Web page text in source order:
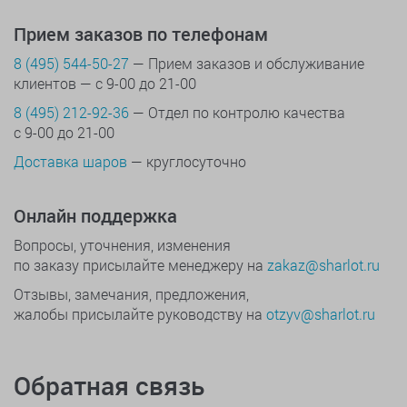
Прием заказов по телефонам
8 (495) 544-50-27 — Прием заказов и обслуживание
клиентов — с 9-00 до 21-00
8 (495) 212-92-36 — Отдел по контролю качества
с 9-00 до 21-00
Доставка шаров — круглосуточно
Онлайн поддержка
Вопросы, уточнения, изменения
по заказу присылайте менеджеру на zakaz@sharlot.ru
Отзывы, замечания, предложения,
жалобы присылайте руководству на otzyv@sharlot.ru
Обратная связь